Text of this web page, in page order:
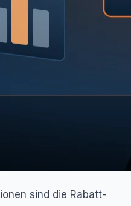
sind die Rabatt-